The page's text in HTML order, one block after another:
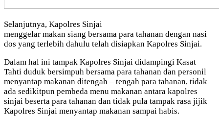
Selanjutnya, Kapolres Sinjai
menggelar makan siang bersama para tahanan dengan nasi
dos yang terlebih dahulu telah disiapkan Kapolres Sinjai.
Dalam hal ini tampak Kapolres Sinjai didampingi Kasat
Tahti duduk bersimpuh bersama para tahanan dan personil
menyantap makanan ditengah – tengah para tahanan, tidak
ada sedikitpun pembeda menu makanan antara kapolres
sinjai beserta para tahanan dan tidak pula tampak rasa jijik
Kapolres Sinjai menyantap makanan sampai habis.